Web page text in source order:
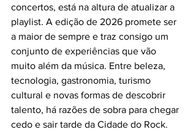
concertos, está na altura de atualizar a
playlist. A edição de 2026 promete ser
a maior de sempre e traz consigo um
conjunto de experiências que vão
muito além da música. Entre beleza,
tecnologia, gastronomia, turismo
cultural e novas formas de descobrir
talento, há razões de sobra para chegar
cedo e sair tarde da Cidade do Rock.